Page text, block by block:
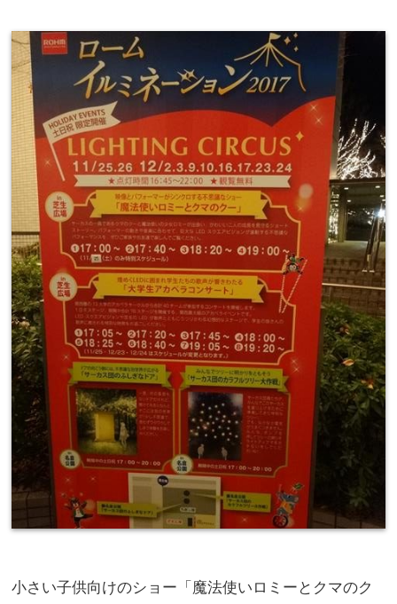
小さい子供向けのショー「魔法使いロミーとクマのク